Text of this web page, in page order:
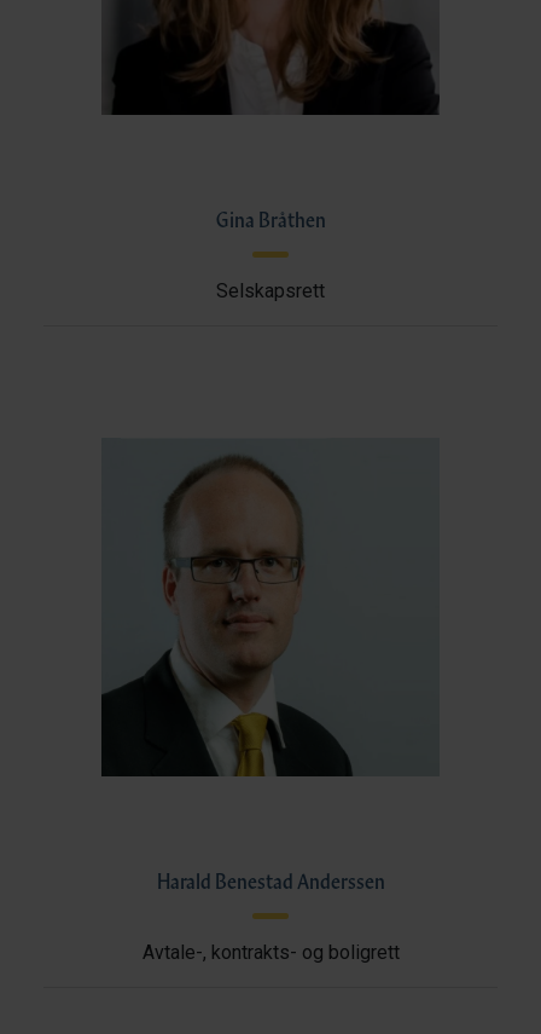
Gina Bråthen
Selskapsrett
Harald Benestad Anderssen
Avtale-, kontrakts- og boligrett